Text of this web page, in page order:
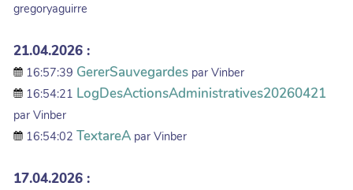
gregoryaguirre
21.04.2026 :
16:57:39 GererSauvegardes par Vinber
16:54:21 LogDesActionsAdministratives20260421
par Vinber
16:54:02 TextareA par Vinber
17.04.2026 :